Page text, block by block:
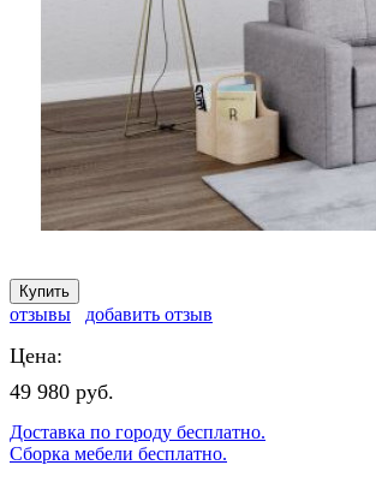
отзывы добавить отзыв
Цена:
49 980 руб.
Доставка по городу бесплатно.
Сборка мебели бесплатно.